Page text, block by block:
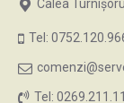
Calea
Tel:
Tel: